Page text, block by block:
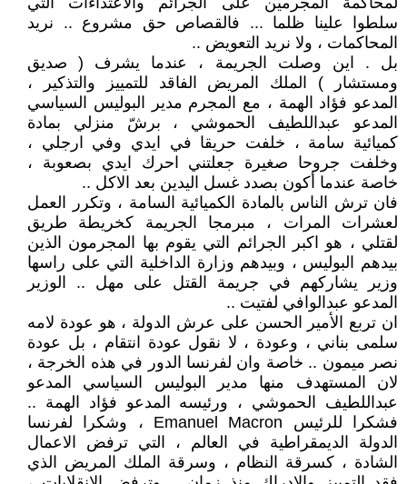
سلطوا علينا ظلما ... فالقصاص حق مشروع .. نريد
المحاكمات ، ولا نريد التعويض ..
بل . اين وصلت الجريمة ، عندما يشرف ( صديق
ومستشار ) الملك المريض الفاقد للتمييز والتذكير ،
المدعو فؤاد الهمة ، مع المجرم مدير البوليس السياسي
المدعو عبداللطيف الحموشي ، برشّ منزلي بمادة
كميائية سامة ، خلفت حريقا في ايدي وفي ارجلي ،
وخلفت جروحا صغيرة جعلتني احرك ايدي بصعوبة ،
خاصة عندما أكون بصدد غسل اليدين بعد الاكل ..
فان ترش الناس بالمادة الكميائية السامة ، وتكرر العمل
لعشرات المرات ، مبرمجا الجريمة كخريطة طريق
لقتلي ، هو اكبر الجرائم التي يقوم بها المجرمون الذين
بيدهم البوليس ، وبيدهم وزارة الداخلية التي على راسها
وزير يشاركهم في جريمة القتل على مهل .. الوزير
المدعو عبدالوافي لفتيت ..
ان تربع الأمير الحسن على عرش الدولة ، هو عودة لامه
سلمى بناني ، وعودة ، لا نقول عودة انتقام ، بل عودة
نصر ميمون .. خاصة وان لفرنسا الدور في هذه الخرجة ،
لان المستهدف منها مدير البوليس السياسي المدعو
عبداللطيف الحموشي ، ورئيسه المدعو فؤاد الهمة ..
فشكرا للرئيس Emanuel Macron ، وشكرا لفرنسا
الدولة الديمقراطية في العالم ، التي ترفض الاعمال
الشادة ، كسرقة النظام ، وسرقة الملك المريض الذي